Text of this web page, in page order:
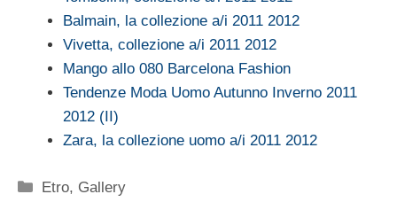
Balmain, la collezione a/i 2011 2012
Vivetta, collezione a/i 2011 2012
Mango allo 080 Barcelona Fashion
Tendenze Moda Uomo Autunno Inverno 2011
2012 (II)
Zara, la collezione uomo a/i 2011 2012
Categorie
Etro, Gallery